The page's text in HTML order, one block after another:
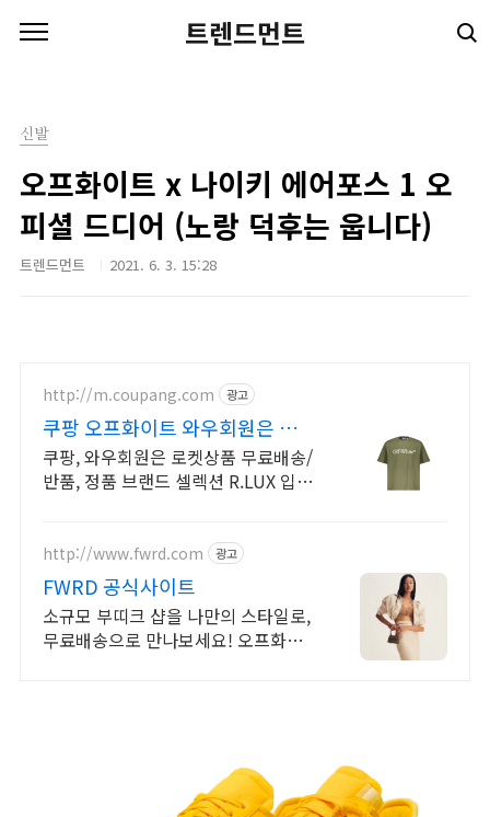
트렌드먼트
신발
오프화이트 x 나이키 에어포스 1 오
피셜 드디어 (노랑 덕후는 웁니다)
트렌드먼트 2021. 6. 3. 15:28
http://m.coupang.com 광고
쿠팡 오프화이트 와우회원은 무제
한 무료배송
쿠팡, 와우회원은 로켓상품 무료배송/
반품, 정품 브랜드 셀렉션 R.LUX 입
http://www.fwrd.com 광고
FWRD 공식사이트
소규모 부띠크 샵을 나만의 스타일로,
무료배송으로 만나보세요! 오프화이